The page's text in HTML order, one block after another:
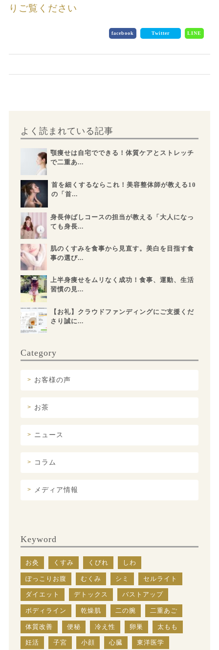
りご覧ください
facebook Twitter LINE
よく読まれている記事
顎痩せは自宅でできる！体質ケアとストレッチ
で二重あ...
首を細くするならこれ！美容整体師が教える10
の「首...
身長伸ばしコースの担当が教える「大人になっ
ても身長...
肌のくすみを食事から見直す。美白を目指す食
事の選び...
上半身痩せをムリなく成功！食事、運動、生活
習慣の見...
【お礼】クラウドファンディングにご支援くだ
さり誠に...
Category
お客様の声
お茶
ニュース
コラム
メディア情報
Keyword
お灸 くすみ くびれ しわ
ぽっこりお腹 むくみ シミ セルライト
ダイエット デトックス バストアップ
ボディライン 乾燥肌 二の腕 二重あご
体質改善 便秘 冷え性 卵巣 太もも
妊活 子宮 小顔 心臓 東洋医学